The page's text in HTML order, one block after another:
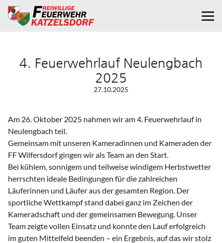
4. Feuerwehrlauf Neulengbach
2025
27.10.2025
Am 26. Oktober 2025 nahmen wiram 4. Feuerwehrlauf in
Neulengbach teil.
Gemeinsam mit unseren Kameradinnen und Kameraden der
FF Wilfersdorfgingen wir als Team an den Start.
Bei kühlem, sonnigem und teilweise windigem Herbstwetter
herrschten ideale Bedingungen für die zahlreichen
Läuferinnen und Läufer aus der gesamten Region. Der
sportliche Wettkampf stand dabei ganz im Zeichen der
Kameradschaft und der gemeinsamen Bewegung. Unser
Team zeigte vollen Einsatz und konnte den Lauf erfolgreich
im guten Mittelfeld beenden – ein Ergebnis, auf das wir stolz